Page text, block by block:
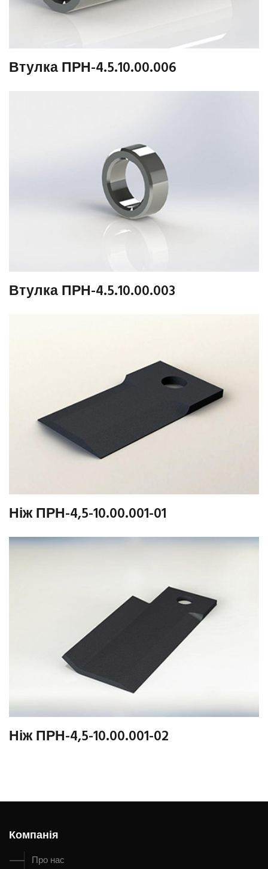
Втулка ПРН-4.5.10.00.006
Втулка ПРН-4.5.10.00.003
Ніж ПРН-4,5-10.00.001-01
Ніж ПРН-4,5-10.00.001-02
Компанія
Про нас